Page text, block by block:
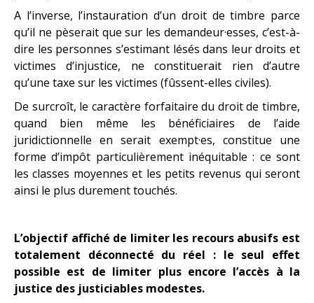
A l’inverse, l’instauration d’un droit de timbre parce
qu’il ne pèserait que sur les demandeur·esses, c’est-à-
dire les personnes s’estimant lésés dans leur droits et
victimes d’injustice, ne constituerait rien d’autre
qu’une taxe sur les victimes (fûssent-elles civiles).
De surcroît, le caractère forfaitaire du droit de timbre,
quand bien même les bénéficiaires de l’aide
juridictionnelle en serait exempt·es, constitue une
forme d’impôt particulièrement inéquitable : ce sont
les classes moyennes et les petits revenus qui seront
ainsi le plus durement touchés.
L’objectif affiché de limiter les recours abusifs est
totalement déconnecté du réel : le seul effet
possible est de limiter plus encore l’accès à la
justice des justiciables modestes.